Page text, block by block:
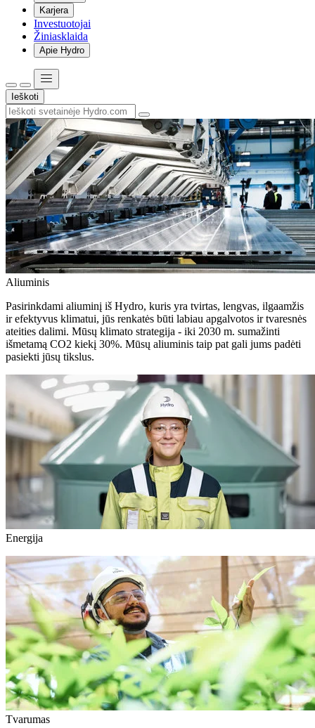
Karjera
Investuotojai
Žiniasklaida
Apie Hydro
Ieškoti
Aliuminis
Pasirinkdami aliuminį iš Hydro, kuris yra tvirtas, lengvas, ilgaamžis
ir efektyvus klimatui, jūs renkatės būti labiau apgalvotos ir tvaresnės
ateities dalimi. Mūsų klimato strategija - iki 2030 m. sumažinti
išmetamą CO2 kiekį 30%. Mūsų aliuminis taip pat gali jums padėti
pasiekti jūsų tikslus.
Energija
Tvarumas